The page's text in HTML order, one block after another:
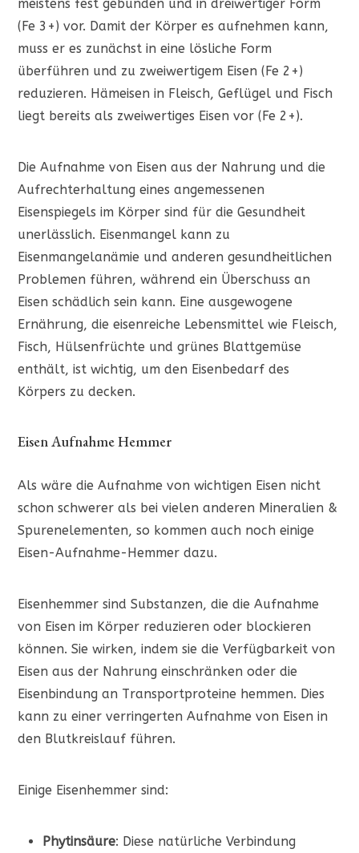
meistens fest gebunden und in dreiwertiger Form
(Fe 3+) vor. Damit der Körper es aufnehmen kann,
muss er es zunächst in eine lösliche Form
überführen und zu zweiwertigem Eisen (Fe 2+)
reduzieren. Hämeisen in Fleisch, Geflügel und Fisch
liegt bereits als zweiwertiges Eisen vor (Fe 2+).
Die Aufnahme von Eisen aus der Nahrung und die
Aufrechterhaltung eines angemessenen
Eisenspiegels im Körper sind für die Gesundheit
unerlässlich. Eisenmangel kann zu
Eisenmangelanämie und anderen gesundheitlichen
Problemen führen, während ein Überschuss an
Eisen schädlich sein kann. Eine ausgewogene
Ernährung, die eisenreiche Lebensmittel wie Fleisch,
Fisch, Hülsenfrüchte und grünes Blattgemüse
enthält, ist wichtig, um den Eisenbedarf des
Körpers zu decken.
Eisen Aufnahme Hemmer
Als wäre die Aufnahme von wichtigen Eisen nicht
schon schwerer als bei vielen anderen Mineralien &
Spurenelementen, so kommen auch noch einige
Eisen-Aufnahme-Hemmer dazu.
Eisenhemmer sind Substanzen, die die Aufnahme
von Eisen im Körper reduzieren oder blockieren
können. Sie wirken, indem sie die Verfügbarkeit von
Eisen aus der Nahrung einschränken oder die
Eisenbindung an Transportproteine hemmen. Dies
kann zu einer verringerten Aufnahme von Eisen in
den Blutkreislauf führen.
Einige Eisenhemmer sind:
Phytinsäure: Diese natürliche Verbindung